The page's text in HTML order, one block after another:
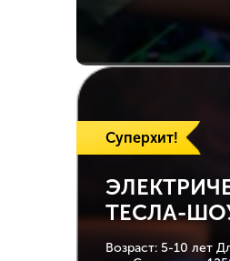
Суперхит!
ТЕСЛА-
Возраст: 5-10 лет